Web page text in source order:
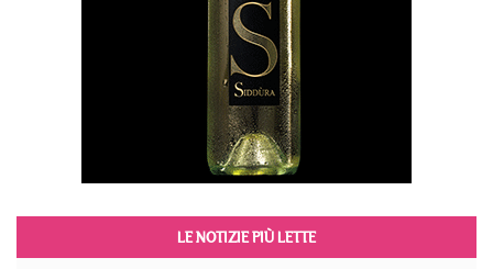
LE NOTIZIE PIÙ LETTE